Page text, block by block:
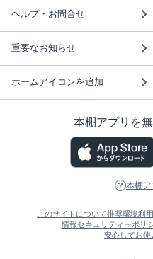
ヘルプ・お問合せ
重要なお知らせ
ホームアイコンを追加
本棚アプリを
本棚
このサイトについて推奨環境利
情報セキュリティーポリ
安心してお使